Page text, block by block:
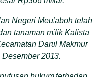
Negeri Meulaboh telah
tanaman milik Kalista
Darul Makmur
2013.